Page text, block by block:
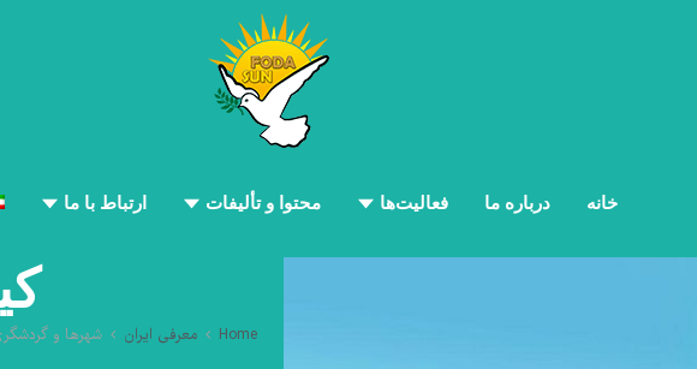
خانه درباره ما فعالیت‌ها محتوا و تألیفات ارتباط با ما
Home معرفی ایران شهرها و